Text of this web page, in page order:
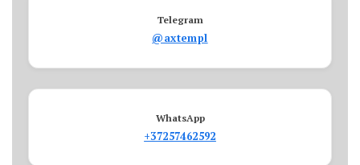
Telegram
@axtempl
WhatsApp
+37257462592